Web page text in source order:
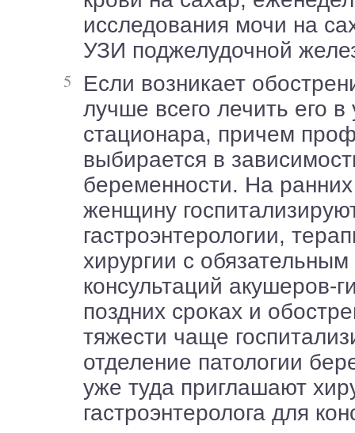
исследования мочи на
УЗИ поджелудочной
Если возникает обострение панкреатита,
лучше всего лечить его в
стационара, причем
выбирается в
беременности. На
женщину
гастроэнтерологии,
хирургии с
консультаций акушеров-
поздних сроках и
тяжести чаще
отделение патологии
уже туда приглашают
гастроэнтеролога для